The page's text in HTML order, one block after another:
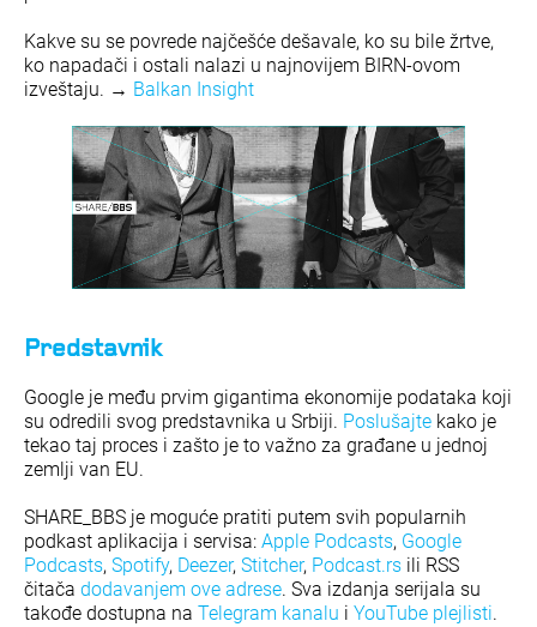
Kakve su se povrede najčešće dešavale, ko su bile žrtve,
ko napadači i ostali nalazi u najnovijem BIRN-ovom
izveštaju. → Balkan Insight
Predstavnik
Google je među prvim gigantima ekonomije podataka koji
su odredili svog predstavnika u Srbiji. Poslušajte kako je
tekao taj proces i zašto je to važno za građane u jednoj
zemlji van EU.
SHARE_BBS je moguće pratiti putem svih popularnih
podkast aplikacija i servisa: Apple Podcasts, Google
Podcasts, Spotify, Deezer, Stitcher, Podcast.rs ili RSS
čitača dodavanjem ove adrese. Sva izdanja serijala su
takođe dostupna na Telegram kanalu i YouTube plejlisti.